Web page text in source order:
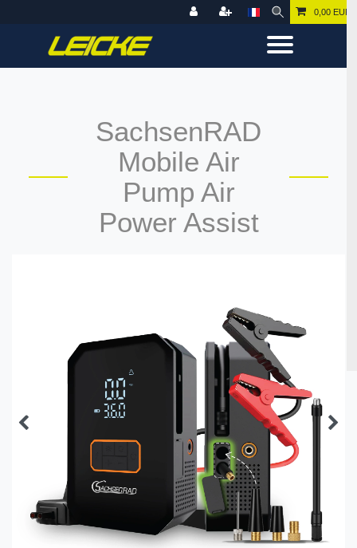
0,00 EUR
SachsenRAD
Mobile Air
Pump Air
Power Assist